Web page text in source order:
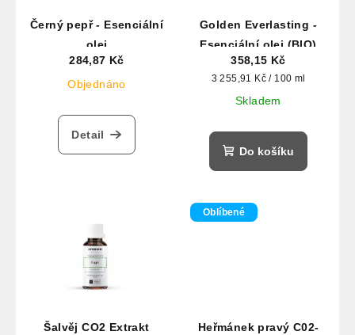
Černý pepř - Esenciální
olej
284,87 Kč
Objednáno
Detail
Golden Everlasting -
Esenciální olej (BIO)
358,15 Kč
Měrná
3 255,91 Kč / 100 ml
Skladem
Do košíku
Šalvěj CO2 Extrakt
Oblíbené
Heřmánek pravý C02-